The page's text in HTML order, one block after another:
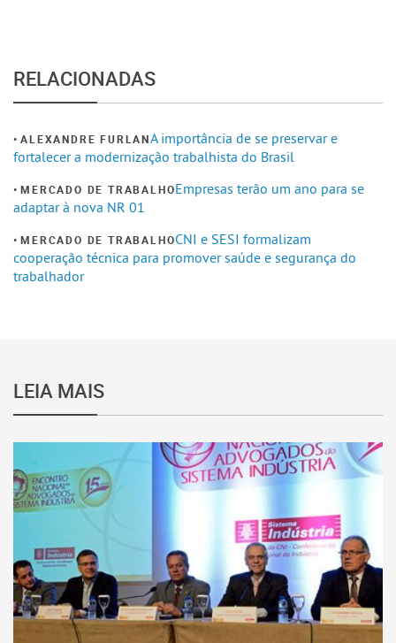
RELACIONADAS
ALEXANDRE FURLANA importância de se preservar e
fortalecer a modernização trabalhista do Brasil
MERCADO DE TRABALHOEmpresas terão um ano para se
adaptar à nova NR 01
MERCADO DE TRABALHOCNI e SESI formalizam
cooperação técnica para promover saúde e segurança do
trabalhador
LEIA MAIS